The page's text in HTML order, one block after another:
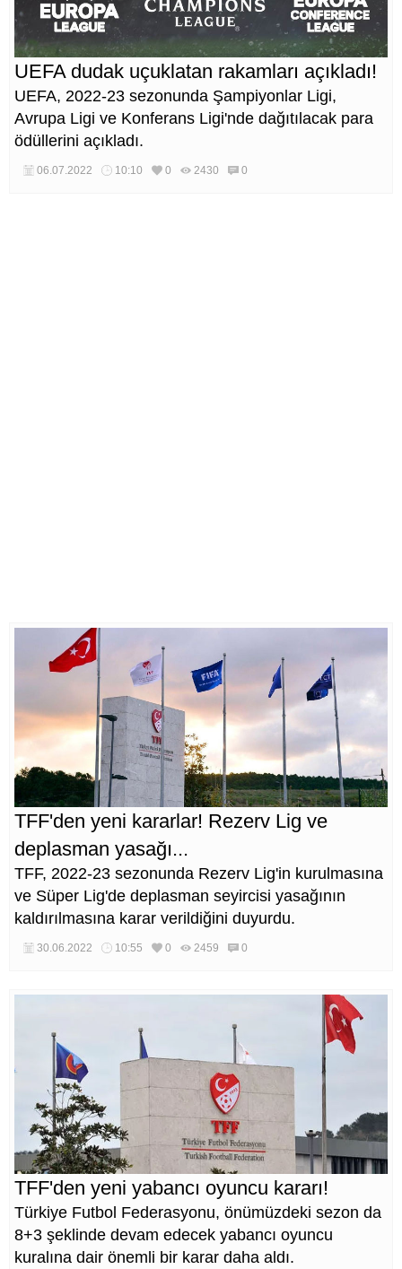
UEFA dudak uçuklatan rakamları açıkladı!
UEFA, 2022-23 sezonunda Şampiyonlar Ligi,
Avrupa Ligi ve Konferans Ligi'nde dağıtılacak para
ödüllerini açıkladı.
06.07.2022 10:10 0 2430 0
TFF'den yeni kararlar! Rezerv Lig ve
deplasman yasağı...
TFF, 2022-23 sezonunda Rezerv Lig'in kurulmasına
ve Süper Lig'de deplasman seyircisi yasağının
kaldırılmasına karar verildiğini duyurdu.
30.06.2022 10:55 0 2459 0
TFF'den yeni yabancı oyuncu kararı!
Türkiye Futbol Federasyonu, önümüzdeki sezon da
8+3 şeklinde devam edecek yabancı oyuncu
kuralına dair önemli bir karar daha aldı.